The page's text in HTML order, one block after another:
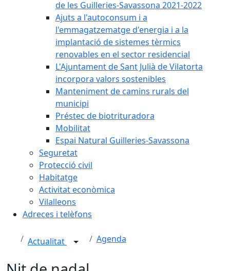
de les Guilleries-Savassona 2021-2022
Ajuts a l'autoconsum i a
l'emmagatzematge d'energia i a la
implantació de sistemes tèrmics
renovables en el sector residencial
L'Ajuntament de Sant Julià de Vilatorta
incorpora valors sostenibles
Manteniment de camins rurals del
municipi
Préstec de biotrituradora
Mobilitat
Espai Natural Guilleries-Savassona
Seguretat
Protecció civil
Habitatge
Activitat econòmica
Vilalleons
Adreces i telèfons
Actualitat Agenda